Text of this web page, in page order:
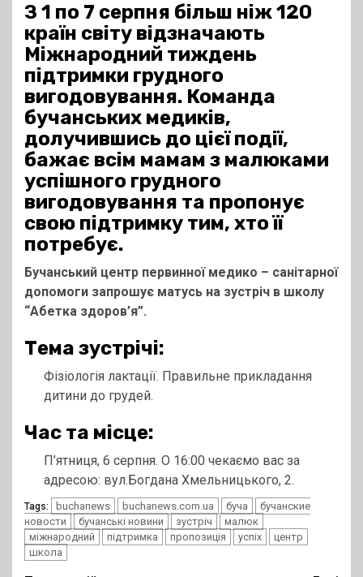
З 1 по 7 серпня більш ніж 120
країн світу відзначають
Міжнародний тиждень
підтримки грудного
вигодовування. Команда
бучанських медиків,
долучившись до цієї події,
бажає всім мамам з малюками
успішного грудного
вигодовування та пропонує
свою підтримку тим, хто її
потребує.
Бучанський центр первинної медико – санітарної
допомоги запрошує матусь на зустріч в школу
“Абетка здоров’я”.
Тема зустрічі:
Фізіологія лактації. Правильне прикладання
дитини до грудей.
Час та місце:
П’ятниця, 6 серпня. О 16:00 чекаємо вас за
адресою: вул.Богдана Хмельницького, 2.
Tags: buchanews buchanews.com.ua буча
бучанские
новости
бучанські новини зустріч
малюк
міжнародний
підтримка пропозиція успіх
центр
школа